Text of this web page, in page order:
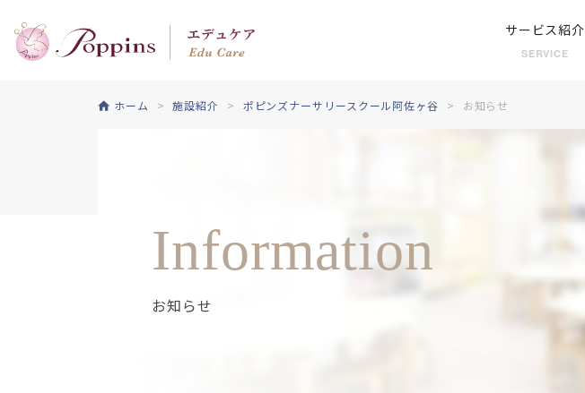
サービス紹介
SERVICE
ホーム 施設紹介 ポピンズナーサリースクール阿佐ヶ谷 お知らせ
Information
お知らせ